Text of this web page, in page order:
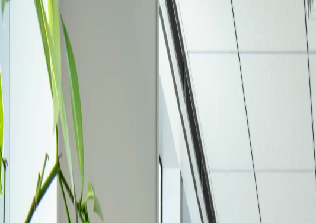
Careers 採用情報
WEBSHOP 公式オンラインショップ